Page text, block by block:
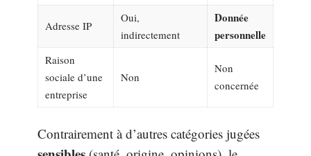
Adresse IP
Oui,
indirectement
Donnée
personnelle
Raison
sociale d’une
entreprise
Non
Non
concernée
Contrairement à d’autres catégories jugées